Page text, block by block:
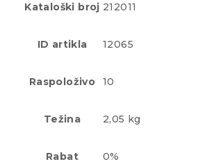
Kataloški broj 212011
ID artikla 12065
Raspoloživo 10
Težina 2,05 kg
Rabat 0%